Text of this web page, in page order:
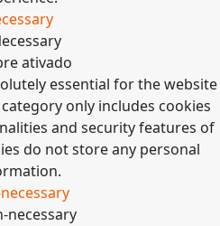
ativado
essential for the website
only includes cookies
and security features of
do not store any personal
necessary